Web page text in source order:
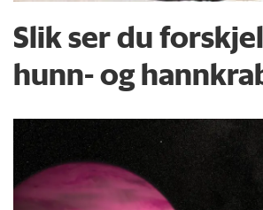
Slik ser du
hunn- og